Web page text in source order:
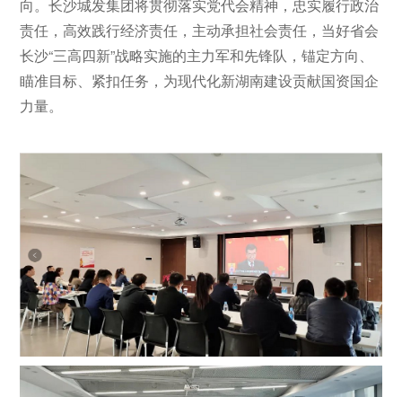
向。长沙城发集团将贯彻落实党代会精神，忠实履行政治
责任，高效践行经济责任，主动承担社会责任，当好省会
长沙“三高四新”战略实施的主力军和先锋队，锚定方向、
瞄准目标、紧扣任务，为现代化新湖南建设贡献国资国企
力量。